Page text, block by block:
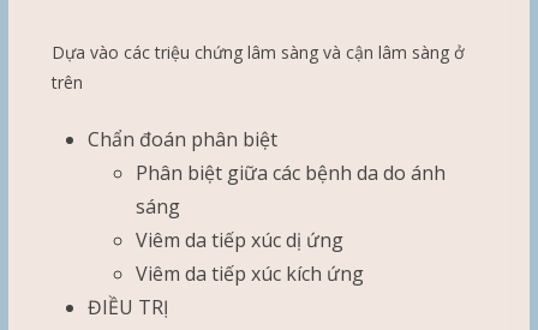
Dựa vào các triệu chứng lâm sàng và cận lâm sàng ở
trên
Chẩn đoán phân biệt
Phân biệt giữa các bệnh da do ánh
sáng
Viêm da tiếp xúc dị ứng
Viêm da tiếp xúc kích ứng
ĐIỀU TRỊ